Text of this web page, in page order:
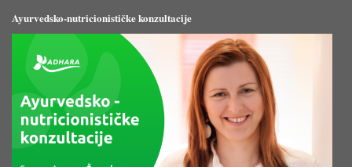
Ayurvedsko-nutricionističke konzultacije